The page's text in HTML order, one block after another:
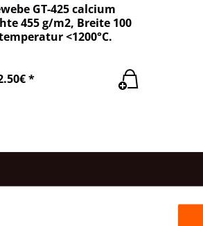
GT-425 calcium
455 g/m2, Breite 100
<1200°C.
*